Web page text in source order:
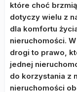
które choć
dotyczy wielu z
dla komfortu
nieruchomości.
drogi to prawo,
jednej
do korzystania z
nieruchomości